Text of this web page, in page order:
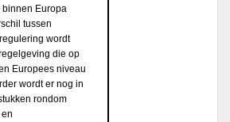
Europa
tussen
wordt
die op
Europees niveau
wordt er nog in
rondom